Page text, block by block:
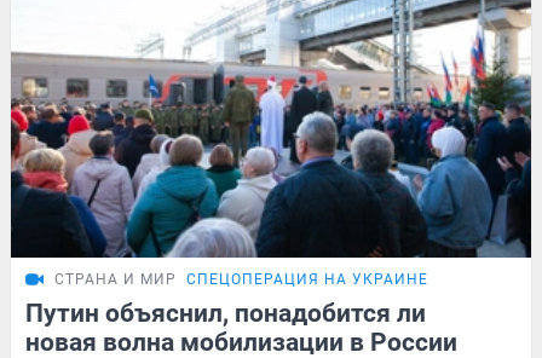
СТРАНА И МИР СПЕЦОПЕРАЦИЯ НА УКРАИНЕ
Путин объяснил, понадобится ли
новая волна мобилизации в России